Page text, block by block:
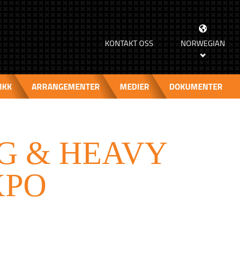
KONTAKT OSS
>
NORWEGIAN
ARRANGEMENTER MEDIER DOKUMENTER
& HEAVY